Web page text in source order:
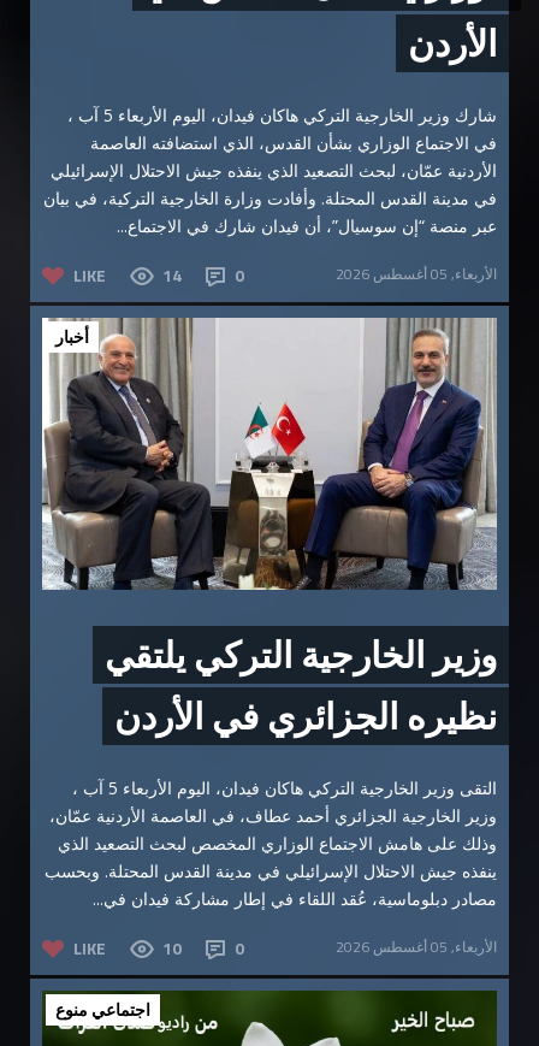
الأردن
شارك وزير الخارجية التركي هاكان فيدان، اليوم الأربعاء 5 آب ،
في الاجتماع الوزاري بشأن القدس، الذي استضافته العاصمة
الأردنية عمّان، لبحث التصعيد الذي ينفذه جيش الاحتلال الإسرائيلي
في مدينة القدس المحتلة. وأفادت وزارة الخارجية التركية، في بيان
عبر منصة “إن سوسيال”، أن فيدان شارك في الاجتماع...
LIKE 14 0 الأربعاء, 05 أغسطس 2026
أخبار
وزير الخارجية التركي يلتقي
نظيره الجزائري في الأردن
التقى وزير الخارجية التركي هاكان فيدان، اليوم الأربعاء 5 آب ،
وزير الخارجية الجزائري أحمد عطاف، في العاصمة الأردنية عمّان،
وذلك على هامش الاجتماع الوزاري المخصص لبحث التصعيد الذي
ينفذه جيش الاحتلال الإسرائيلي في مدينة القدس المحتلة. وبحسب
مصادر دبلوماسية، عُقد اللقاء في إطار مشاركة فيدان في...
LIKE 10 0 الأربعاء, 05 أغسطس 2026
اجتماعي منوع